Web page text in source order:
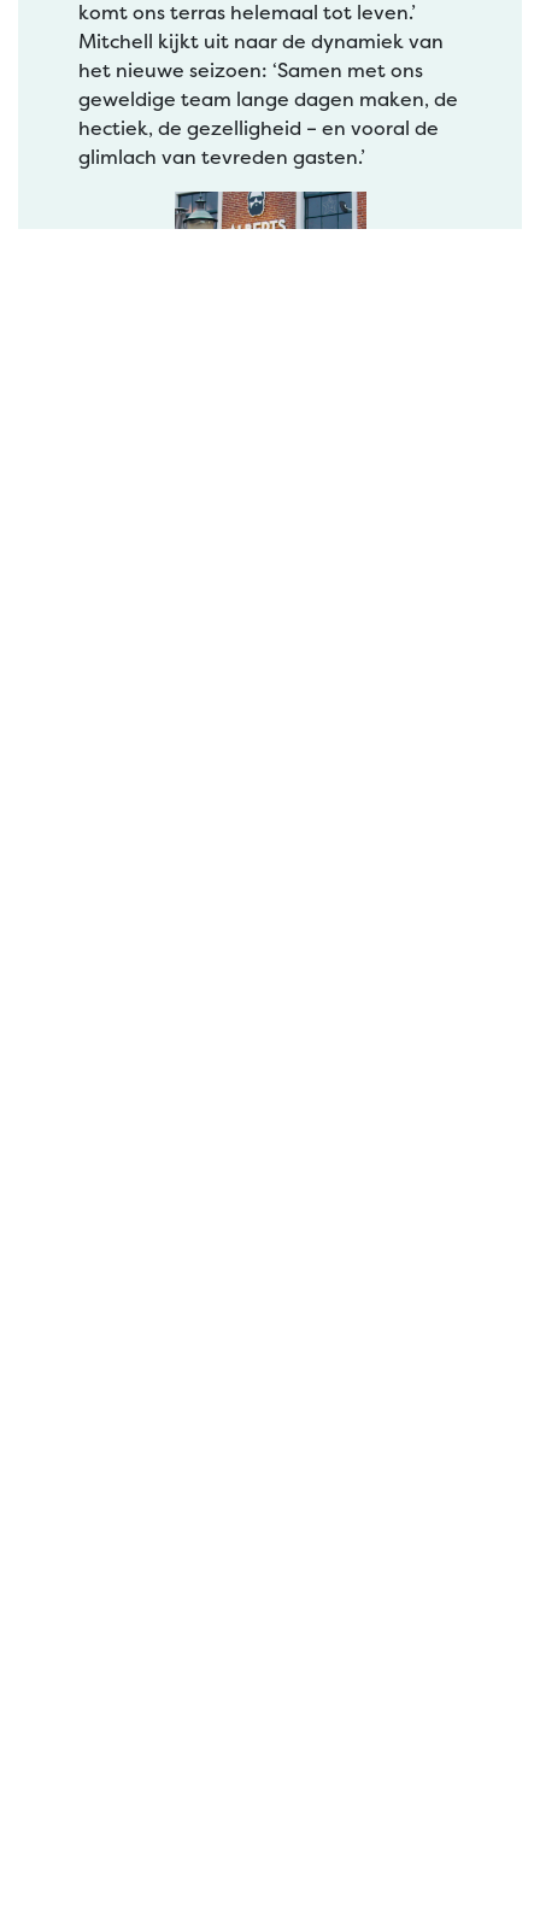
komt ons terras helemaal tot leven.’
Mitchell kijkt uit naar de dynamiek van
het nieuwe seizoen: ‘Samen met ons
geweldige team lange dagen maken, de
hectiek, de gezelligheid – en vooral de
glimlach van tevreden gasten.’